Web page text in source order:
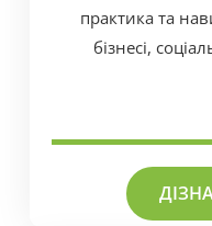
практика та
бізнесі,